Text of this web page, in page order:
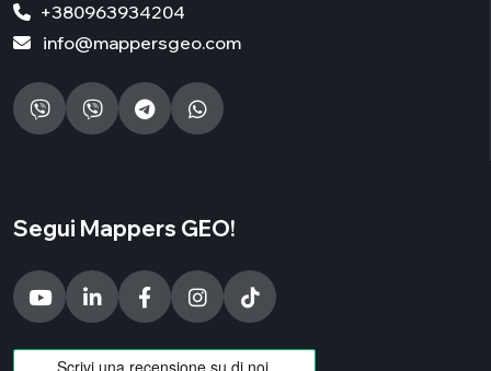
+380963934204
info@mappersgeo.com
Segui Mappers GEO!